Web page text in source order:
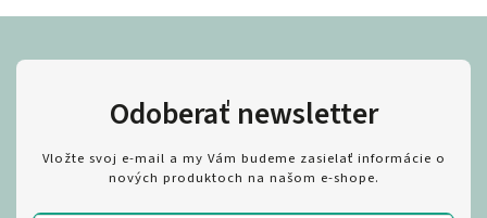
Odoberať newsletter
Vložte svoj e-mail a my Vám budeme zasielať informácie o
nových produktoch na našom e-shope.